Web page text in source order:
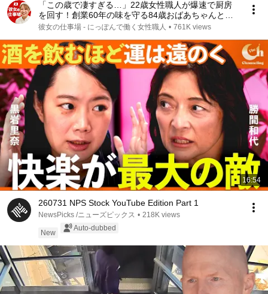
「この歳で凄すぎる…」22歳女性職人が爆速で厨房
を回す！創業60年の味を守る84歳おばあちゃんと絶
品とり天
彼女の仕事場 - にっぽんで働く女性職人 • 761K views
16:54
260731 NPS Stock YouTube Edition Part 1
NewsPicks /ニューズピックス • 218K views
New
Auto-dubbed